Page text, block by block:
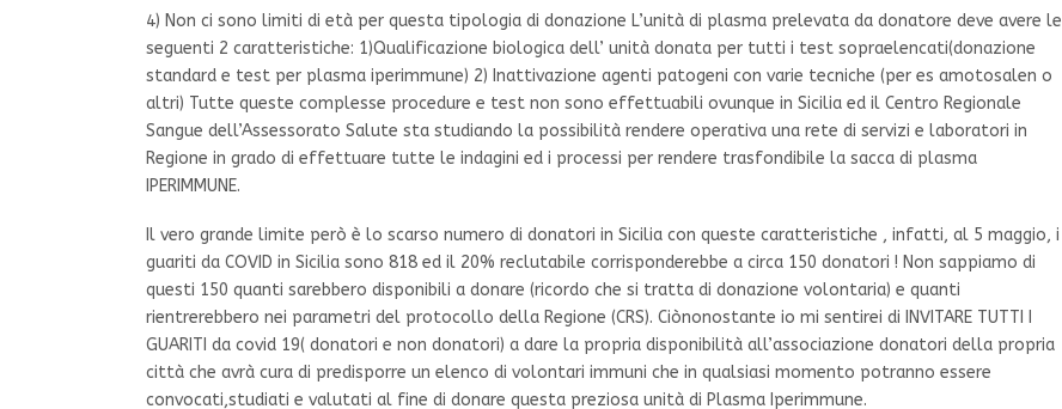
4) Non ci sono limiti di età per questa tipologia di donazione L’unità di plasma prelevata da donatore deve avere le
seguenti 2 caratteristiche: 1)Qualificazione biologica dell’ unità donata per tutti i test sopraelencati(donazione
standard e test per plasma iperimmune) 2) Inattivazione agenti patogeni con varie tecniche (per es amotosalen o
altri) Tutte queste complesse procedure e test non sono effettuabili ovunque in Sicilia ed il Centro Regionale
Sangue dell’Assessorato Salute sta studiando la possibilità rendere operativa una rete di servizi e laboratori in
Regione in grado di effettuare tutte le indagini ed i processi per rendere trasfondibile la sacca di plasma
IPERIMMUNE.
Il vero grande limite però è lo scarso numero di donatori in Sicilia con queste caratteristiche , infatti, al 5 maggio, i
guariti da COVID in Sicilia sono 818 ed il 20% reclutabile corrisponderebbe a circa 150 donatori ! Non sappiamo di
questi 150 quanti sarebbero disponibili a donare (ricordo che si tratta di donazione volontaria) e quanti
rientrerebbero nei parametri del protocollo della Regione (CRS). Ciònonostante io mi sentirei di INVITARE TUTTI I
GUARITI da covid 19( donatori e non donatori) a dare la propria disponibilità all’associazione donatori della propria
città che avrà cura di predisporre un elenco di volontari immuni che in qualsiasi momento potranno essere
convocati,studiati e valutati al fine di donare questa preziosa unità di Plasma Iperimmune.